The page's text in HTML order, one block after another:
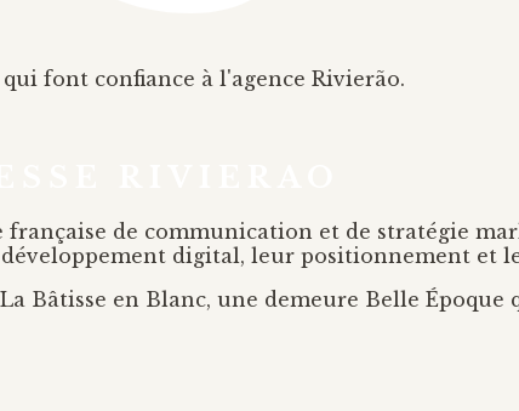
font confiance à l'agence Rivierão.
française de communication et de stratégie
développement digital, leur positionnement et
La Bâtisse en Blanc, une demeure Belle Époque